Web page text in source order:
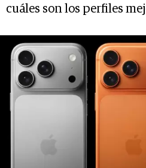
cuáles son los perfiles